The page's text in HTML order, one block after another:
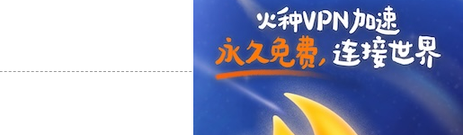
支持 [0] 反对[0]